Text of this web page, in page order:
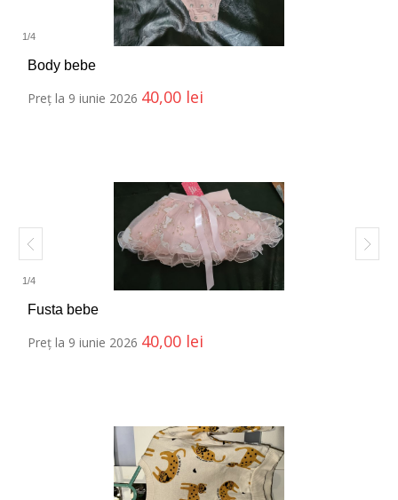
1/4
Body bebe
Preț la 9 iunie 2026 40,00 lei
1/4
Fusta bebe
Preț la 9 iunie 2026 40,00 lei